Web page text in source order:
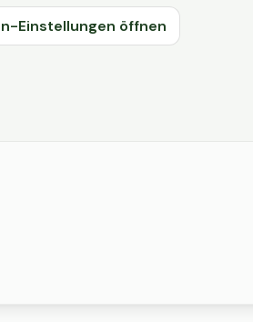
Einstellungen öffnen